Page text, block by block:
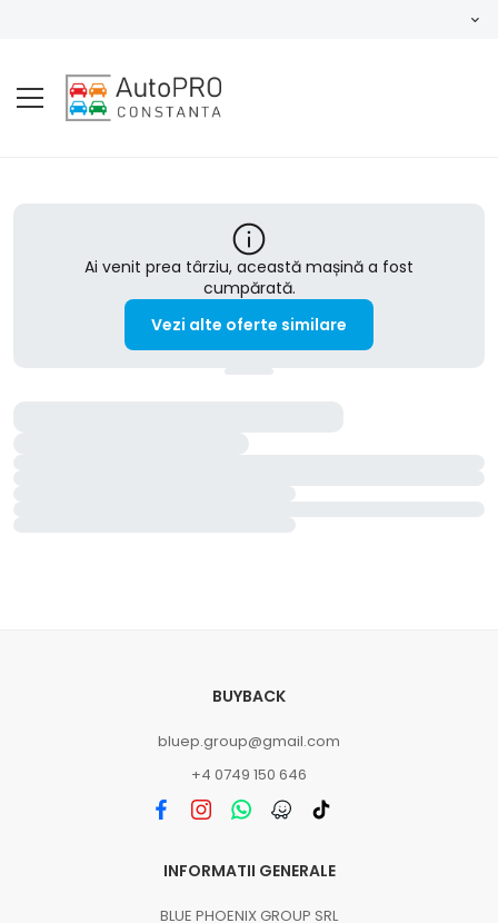
Ai venit prea târziu, această mașină a fost
cumpărată.
Vezi alte oferte similare
BUYBACK
bluep.group@gmail.com
+4 0749 150 646
INFORMATII GENERALE
BLUE PHOENIX GROUP SRL